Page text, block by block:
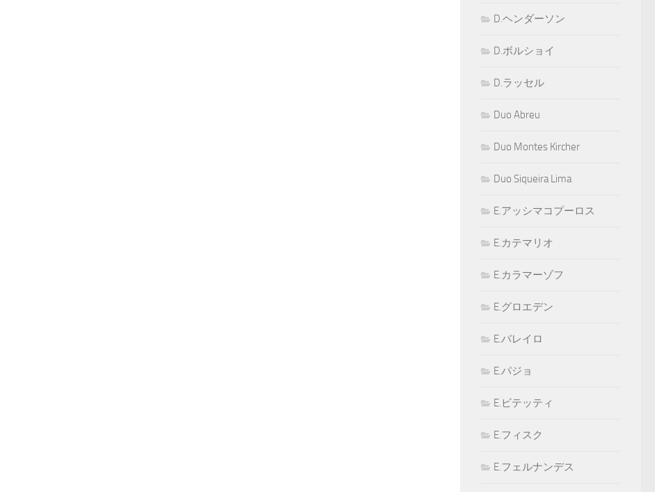
D.ヘンダーソン
D.ボルショイ
D.ラッセル
Duo Abreu
Duo Montes Kircher
Duo Siqueira Lima
E.アッシマコプーロス
E.カテマリオ
E.カラマーゾフ
E.グロエデン
E.バレイロ
E.パジョ
E.ビテッティ
E.フィスク
E.フェルナンデス